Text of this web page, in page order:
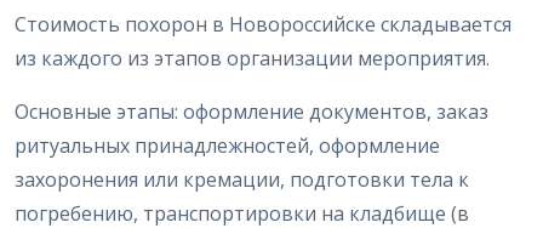
Стоимость похорон в Новороссийске складывается
из каждого из этапов организации мероприятия.
Основные этапы: оформление документов, заказ
ритуальных принадлежностей, оформление
захоронения или кремации, подготовки тела к
погребению, транспортировки на кладбище (в